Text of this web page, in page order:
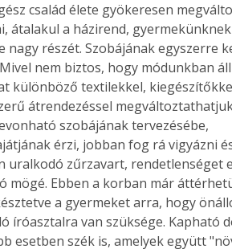
család élete gyökeresen
átalakul a házirend,
részét. Szobájának egyszerre
nem biztos, hogy módunkban
különböző textilekkel,
átrendezéssel
szobájának tervezésébe,
érzi, jobban fog rá vigyázni
uralkodó zűrzavart, rendetlenséget
Ebben a korban már
a gyermeket arra, hogy
íróasztalra van szüksége. Kapható
esetben szék is, amelyek együtt